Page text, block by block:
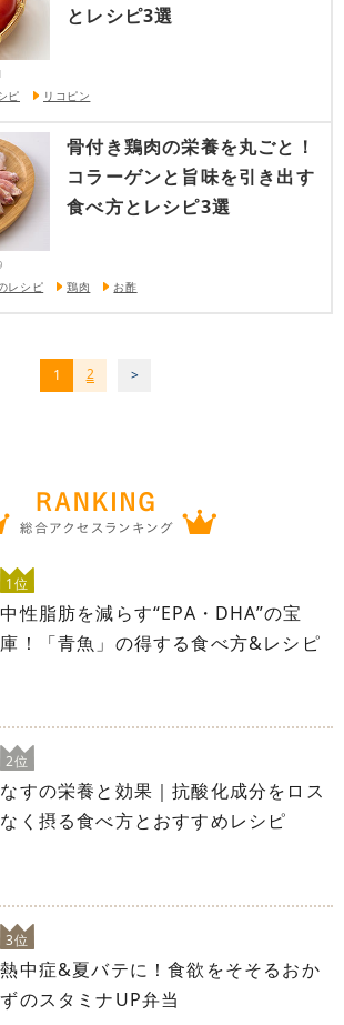
とレシピ3選
ピ リコピン
骨付き鶏肉の栄養を丸ごと！
コラーゲンと旨味を引き出す
食べ方とレシピ3選
レシピ 鶏肉 お酢
1 2
1位
中性脂肪を減らす“EPA・DHA”の宝
庫！「青魚」の得する食べ方&レシピ
2位
なすの栄養と効果｜抗酸化成分をロス
なく摂る食べ方とおすすめレシピ
3位
熱中症&夏バテに！食欲をそそるおか
ずのスタミナUP弁当